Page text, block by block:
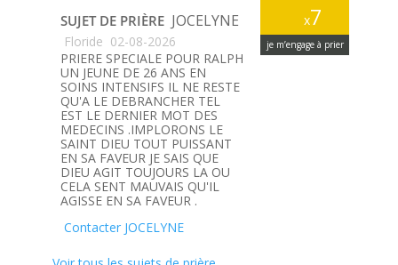
x7
je m’engage à prier
SUJET DE PRIÈRE JOCELYNE
Floride 02-08-2026
PRIERE SPECIALE POUR RALPH
UN JEUNE DE 26 ANS EN
SOINS INTENSIFS IL NE RESTE
QU'A LE DEBRANCHER TEL
EST LE DERNIER MOT DES
MEDECINS .IMPLORONS LE
SAINT DIEU TOUT PUISSANT
EN SA FAVEUR JE SAIS QUE
DIEU AGIT TOUJOURS LA OU
CELA SENT MAUVAIS QU'IL
AGISSE EN SA FAVEUR .
Contacter JOCELYNE